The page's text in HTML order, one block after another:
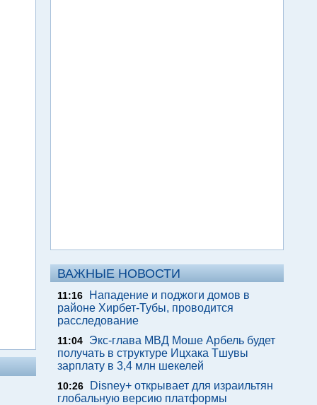
ВАЖНЫЕ НОВОСТИ
11:16
Нападение и поджоги домов в
районе Хирбет-Тубы, проводится
расследование
11:04
Экс-глава МВД Моше Арбель будет
получать в структуре Ицхака Тшувы
зарплату в 3,4 млн шекелей
10:26
Disney+ открывает для израильтян
глобальную версию платформы